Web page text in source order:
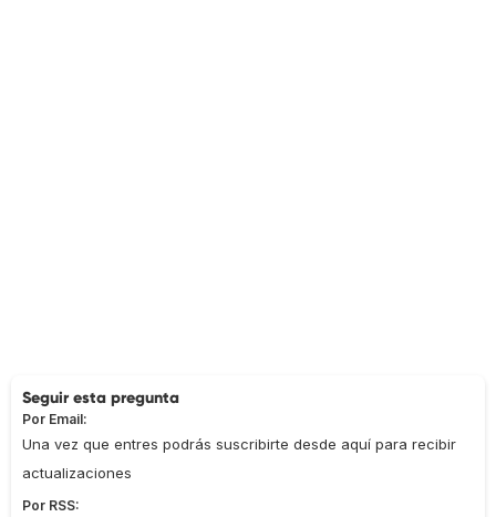
Seguir esta pregunta
Por Email:
Una vez que entres podrás suscribirte desde aquí para recibir
actualizaciones
Por RSS: